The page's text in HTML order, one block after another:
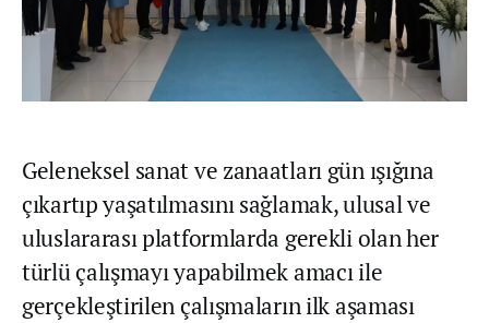
Geleneksel sanat ve zanaatları gün ışığına
çıkartıp yaşatılmasını sağlamak, ulusal ve
uluslararası platformlarda gerekli olan her
türlü çalışmayı yapabilmek amacı ile
gerçekleştirilen çalışmaların ilk aşaması